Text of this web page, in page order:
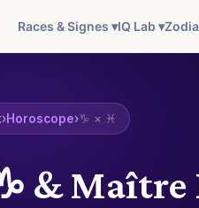
Races & Signes ▾IQ Lab ▾
›Horoscope›♑ × ♓
& Maître